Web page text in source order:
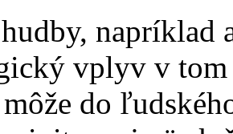
napríklad
vplyv v
do